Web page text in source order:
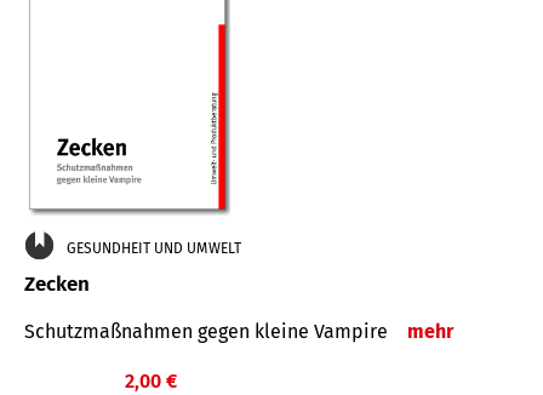
GESUNDHEIT UND UMWELT
Zecken
Schutz­maß­nahmen gegen kleine Vampire mehr
2,00 €